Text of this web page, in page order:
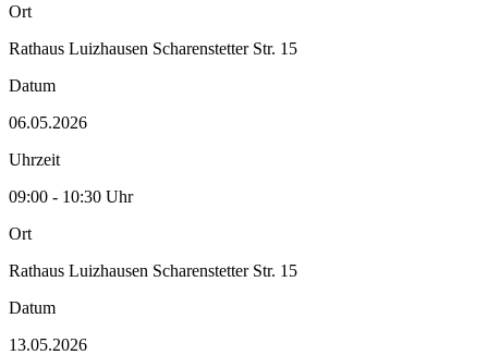
Ort
Rathaus Luizhausen Scharenstetter Str. 15
Datum
06.05.2026
Uhrzeit
09:00 - 10:30 Uhr
Ort
Rathaus Luizhausen Scharenstetter Str. 15
Datum
13.05.2026